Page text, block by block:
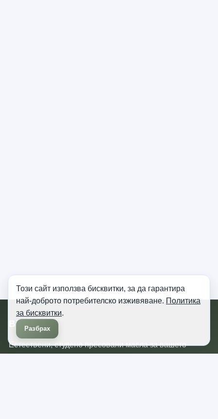
Biomasla.
Естествени, студено пресовани масла за вашето
Този сайт използва бисквитки, за да гарантира
най-доброто потребителско изживяване. Политика
за бисквитки.
Разбрах